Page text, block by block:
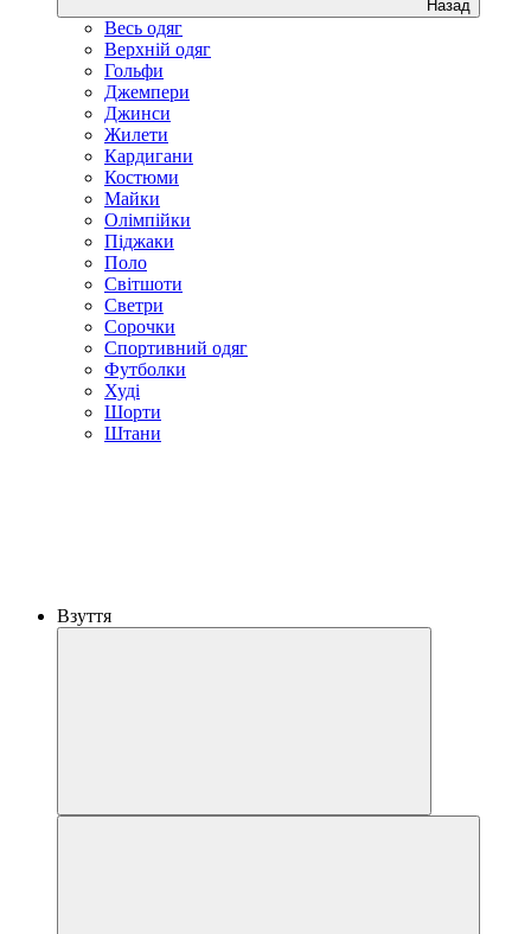
Назад
Весь одяг
Верхній одяг
Гольфи
Джемпери
Джинси
Жилети
Кардигани
Костюми
Майки
Олімпійки
Піджаки
Поло
Світшоти
Светри
Сорочки
Спортивний одяг
Футболки
Худі
Шорти
Штани
Взуття